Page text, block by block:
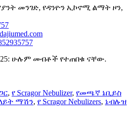
መንገድ, የዳንዮን ኢኮኖሚ ልማት ዞን,
ሁሉም መብቶች የተጠበቁ ናቸው.
, የ Scragor Nebulizer, የመጫኛ ኔቢይስ
ማሽን, የ Scragor Nebulizers, ኔብሉዝ